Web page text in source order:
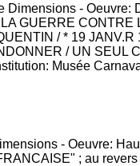
- Oeuvre:
GUERRE CONTRE
/ * 19 JANV.R
/ UN SEUL
Musée